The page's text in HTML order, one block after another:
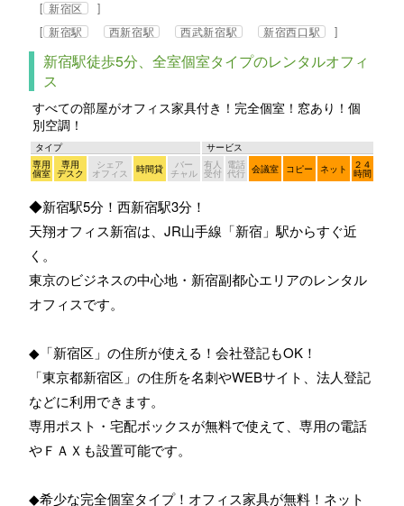
[ 新宿区
]
[ 新宿駅 西新宿駅 西武新宿駅 新宿西口駅 ]
新宿駅徒歩5分、全室個室タイプのレンタルオフィ
ス
すべての部屋がオフィス家具付き！完全個室！窓あり！個
別空調！
タイプ
サービス
専用
個室
専用
デスク
シェア
オフィス 時間貸 バー
チャル
有人
受付
電話
代行 会議室 コピー ネット ２４
時間
◆新宿駅5分！西新宿駅3分！
天翔オフィス新宿は、JR山手線「新宿」駅からすぐ近
く。
東京のビジネスの中心地・新宿副都心エリアのレンタル
オフィスです。
◆「新宿区」の住所が使える！会社登記もOK！
「東京都新宿区」の住所を名刺やWEBサイト、法人登記
などに利用できます。
専用ポスト・宅配ボックスが無料で使えて、専用の電話
やＦＡＸも設置可能です。
◆希少な完全個室タイプ！オフィス家具が無料！ネット